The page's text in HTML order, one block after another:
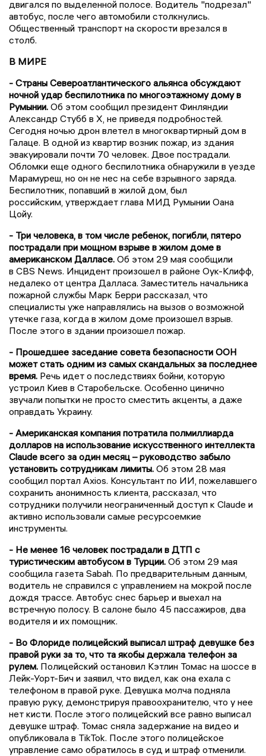
двигался по выделенной полосе. Водитель "подрезал"
автобус, после чего автомобили столкнулись.
Общественный транспорт на скорости врезался в
столб.
В МИРЕ
- Страны Североатлантического альянса обсуждают
ночной удар беспилотника по многоэтажному дому в
Румынии. Об этом сообщил президент Финляндии
Александр Стубб в X, не приведя подробностей.
Сегодня ночью дрон влетел в многоквартирный дом в
Галаце. В одной из квартир возник пожар, из здания
эвакуировали почти 70 человек. Двое пострадали.
Обломки еще одного беспилотника обнаружили в уезде
Марамуреш, но он не нес на себе взрывного заряда.
Беспилотник, попавший в жилой дом, был
российским, утверждает глава МИД Румынии Оана
Цойу.
- Три человека, в том числе ребенок, погибли, пятеро
пострадали при мощном взрыве в жилом доме в
американском Далласе. Об этом 29 мая сообщили
в CBS News. Инцидент произошел в районе Оук-Клифф,
недалеко от центра Далласа. Заместитель начальника
пожарной службы Марк Берри рассказал, что
специалисты уже направлялись на вызов о возможной
утечке газа, когда в жилом доме произошел взрыв.
После этого в здании произошел пожар.
- Прошедшее заседание совета безопасности ООН
может стать одним из самых скандальных за последнее
время. Речь идет о последствиях бойни, которую
устроил Киев в Старобельске. Особенно цинично
звучали попытки не просто сместить акценты, а даже
оправдать Украину.
- Американская компания потратила полмиллиарда
долларов на использование искусственного интеллекта
Claude всего за один месяц – руководство забыло
установить сотрудникам лимиты. Об этом 28 мая
сообщил портал Axios. Консультант по ИИ, пожелавшего
сохранить анонимность клиента, рассказал, что
сотрудники получили неограниченный доступ к Claude и
активно использовали самые ресурсоемкие
инструменты.
- Не менее 16 человек пострадали в ДТП с
туристическим автобусом в Турции. Об этом 29 мая
сообщила газета Sabah. По предварительным данным,
водитель не справился с управлением на мокрой после
дождя трассе. Автобус снес барьер и выехал на
встречную полосу. В салоне было 45 пассажиров, два
водителя и их помощник.
- Во Флориде полицейский выписал штраф девушке без
правой руки за то, что та якобы держала телефон за
рулем. Полицейский остановил Кэтлин Томас на шоссе в
Лейк-Уорт-Бич и заявил, что видел, как она ехала с
телефоном в правой руке. Девушка молча подняла
правую руку, демонстрируя правоохранителю, что у нее
нет кисти. После этого полицейский все равно выписал
девушке штраф. Томас сняла задержание на видео и
опубликовала в TikTok. После этого полицейское
управление само обратилось в суд и штраф отменили.